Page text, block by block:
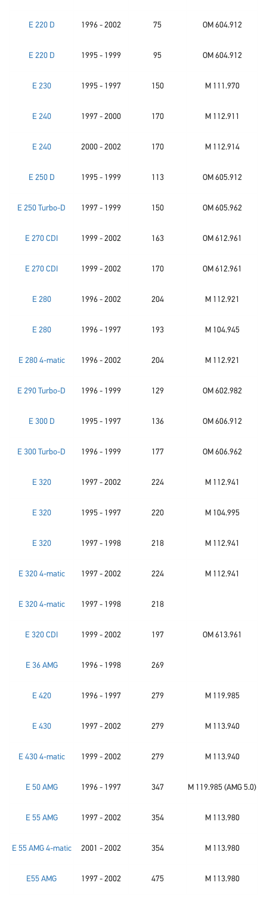
E 220 D 1996 - 2002 75 OM 604.912
E 220 D 1995 - 1999 95 OM 604.912
E 230 1995 - 1997 150 M 111.970
E 240 1997 - 2000 170 M 112.911
E 240 2000 - 2002 170 M 112.914
E 250 D 1995 - 1999 113 OM 605.912
E 250 Turbo-D 1997 - 1999 150 OM 605.962
E 270 CDI 1999 - 2002 163 OM 612.961
E 270 CDI 1999 - 2002 170 OM 612.961
E 280 1996 - 2002 204 M 112.921
E 280 1996 - 1997 193 M 104.945
E 280 4-matic 1996 - 2002 204 M 112.921
E 290 Turbo-D 1996 - 1999 129 OM 602.982
E 300 D 1995 - 1997 136 OM 606.912
E 300 Turbo-D 1996 - 1999 177 OM 606.962
E 320 1997 - 2002 224 M 112.941
E 320 1995 - 1997 220 M 104.995
E 320 1997 - 1998 218 M 112.941
E 320 4-matic 1997 - 2002 224 M 112.941
E 320 4-matic 1997 - 1998 218
E 320 CDI 1999 - 2002 197 OM 613.961
E 36 AMG 1996 - 1998 269
E 420 1996 - 1997 279 M 119.985
E 430 1997 - 2002 279 M 113.940
E 430 4-matic 1999 - 2002 279 M 113.940
E 50 AMG 1996 - 1997 347 M 119.985 (AMG 5.0)
E 55 AMG 1997 - 2002 354 M 113.980
E 55 AMG 4-matic 2001 - 2002 354 M 113.980
E55 AMG 1997 - 2002 475 M 113.980